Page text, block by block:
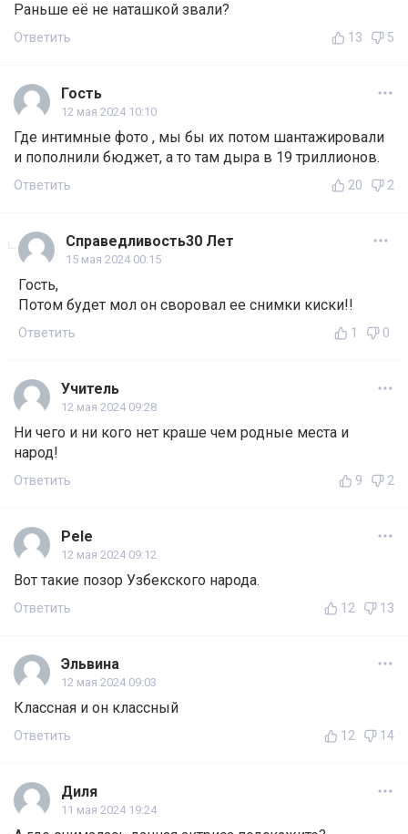
Раньше её не наташкой звали?
Ответить 13 5
Гость
12 мая 2024 10:10
Где интимные фото , мы бы их потом шантажировали
и пополнили бюджет, а то там дыра в 19 триллионов.
Ответить 20 2
Справедливость30 Лет
15 мая 2024 00:15
Гость,
Потом будет мол он своровал ее снимки киски!!
Ответить 1 0
Учитель
12 мая 2024 09:28
Ни чего и ни кого нет краше чем родные места и
народ!
Ответить 9 2
Pele
12 мая 2024 09:12
Вот такие позор Узбекского народа.
Ответить 12 13
Эльвина
12 мая 2024 09:03
Классная и он классный
Ответить 12 14
Диля
11 мая 2024 19:24